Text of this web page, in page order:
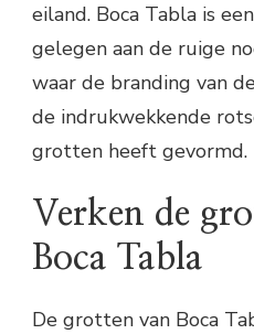
eiland. Boca Tabla is
gelegen aan de ruige
waar de branding van
de indrukwekkende
grotten heeft gevormd.
Verken de
Boca Tabla
De grotten van Boca